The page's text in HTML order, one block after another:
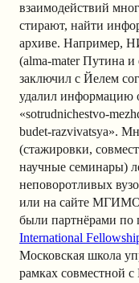
взаимодействий
стирают, найти
архиве. Например,
(alma-mater Путина и
заключил с Йелем
удалил информацию
«sotrudnichestvo-
budet-razvivatsya».
(стажировки,
научные семинары)
неповоротливых
или на сайте
были партнёрами по
International
Московская школа
рамках совместной